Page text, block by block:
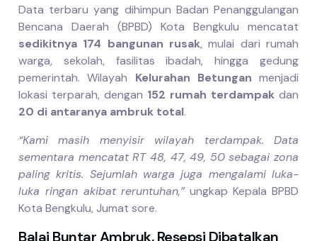
Data terbaru yang dihimpun Badan Penanggulangan
Bencana Daerah (BPBD) Kota Bengkulu mencatat
sedikitnya 174 bangunan rusak, mulai dari rumah
warga, sekolah, fasilitas ibadah, hingga gedung
pemerintah. Wilayah Kelurahan Betungan menjadi
lokasi terparah, dengan 152 rumah terdampak dan
20 di antaranya ambruk total.
“Kami masih menyisir wilayah terdampak. Data
sementara mencatat RT 48, 47, 49, 50 sebagai zona
paling kritis. Sejumlah warga juga mengalami luka-
luka ringan akibat reruntuhan,”ungkap Kepala BPBD
Kota Bengkulu, Jumat sore.
Balai Buntar Ambruk, Resepsi Dibatalkan